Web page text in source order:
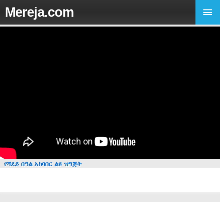
Mereja.com
የሻደይ በዓል አከባበር ልዩ ዝግጅት